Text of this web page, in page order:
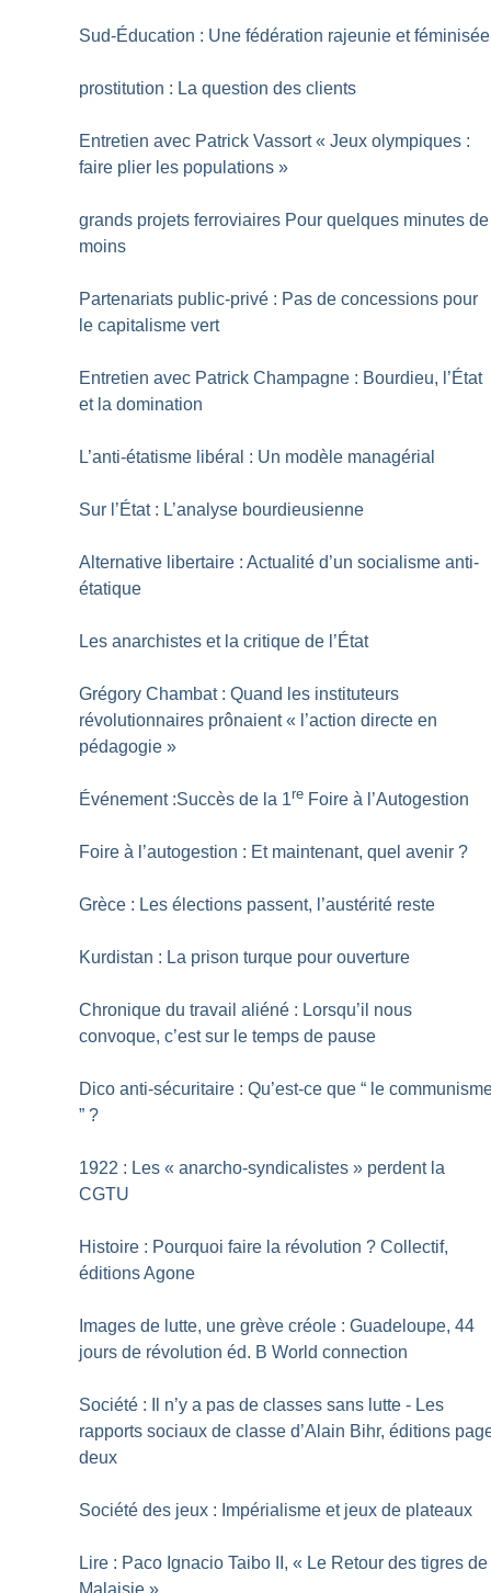
Sud-Éducation : Une fédération rajeunie et féminisée
prostitution : La question des clients
Entretien avec Patrick Vassort « Jeux olympiques :
faire plier les populations »
grands projets ferroviaires Pour quelques minutes de
moins
Partenariats public-privé : Pas de concessions pour
le capitalisme vert
Entretien avec Patrick Champagne : Bourdieu, l’État
et la domination
L’anti-étatisme libéral : Un modèle managérial
Sur l’État : L’analyse bourdieusienne
Alternative libertaire : Actualité d’un socialisme anti-
étatique
Les anarchistes et la critique de l’État
Grégory Chambat : Quand les instituteurs
révolutionnaires prônaient « l’action directe en
pédagogie »
Événement :Succès de la 1re Foire à l’Autogestion
Foire à l’autogestion : Et maintenant, quel avenir ?
Grèce : Les élections passent, l’austérité reste
Kurdistan : La prison turque pour ouverture
Chronique du travail aliéné : Lorsqu’il nous
convoque, c’est sur le temps de pause
Dico anti-sécuritaire : Qu’est-ce que “ le
” ?
1922 : Les « anarcho-syndicalistes » perdent la
CGTU
Histoire : Pourquoi faire la révolution ? Collectif,
éditions Agone
Images de lutte, une grève créole : Guadeloupe, 44
jours de révolution éd. B World connection
Société : Il n’y a pas de classes sans lutte - Les
rapports sociaux de classe d’Alain Bihr, éditions
deux
Société des jeux : Impérialisme et jeux de plateaux
Lire : Paco Ignacio Taibo II, « Le Retour des tigres de
Malaisie »